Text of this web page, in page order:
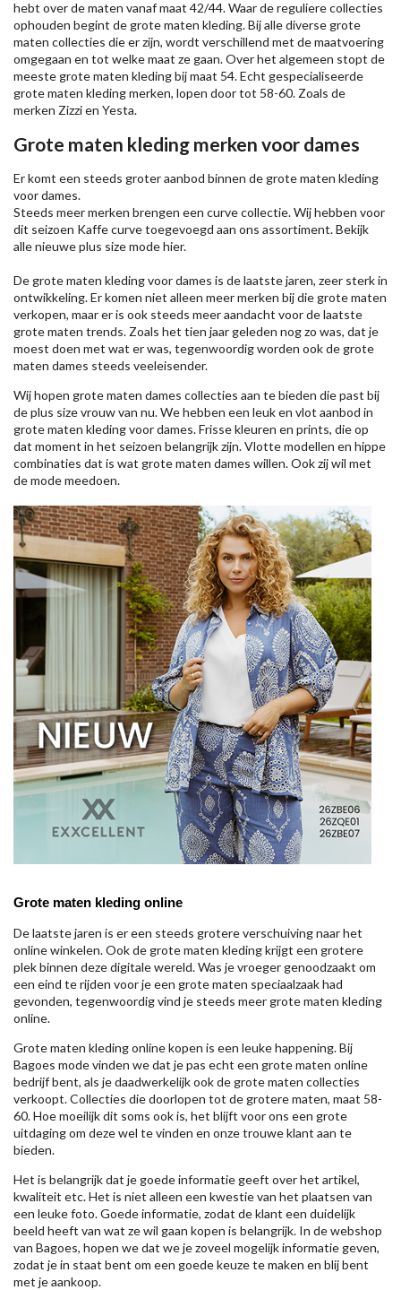
hebt over de maten vanaf maat 42/44. Waar de reguliere collecties
ophouden begint de grote maten kleding. Bij alle diverse grote
maten collecties die er zijn, wordt verschillend met de maatvoering
omgegaan en tot welke maat ze gaan. Over het algemeen stopt de
meeste grote maten kleding bij maat 54. Echt gespecialiseerde
grote maten kleding merken, lopen door tot 58-60. Zoals de
merken Zizzien Yesta.
Grote maten kleding merken voor dames
Er komt een steeds groter aanbod binnen de grote maten kleding
voor dames.
Steeds meer merken brengen een curve collectie. Wij hebben voor
dit seizoen Kaffecurve toegevoegd aan ons assortiment. Bekijk
alle nieuweplus size modehier.
De grote maten kleding voor dames is de laatste jaren, zeer sterk in
ontwikkeling. Er komen niet alleen meer merken bij die grote maten
verkopen, maar er is ook steeds meer aandacht voor de laatste
grote maten trends. Zoals het tien jaar geleden nog zo was, dat je
moest doen met wat er was, tegenwoordig worden ook de grote
maten dames steeds veeleisender.
Wij hopen grote maten dames collecties aan te bieden die past bij
de plus size vrouw van nu. We hebben een leuk en vlot aanbod in
grote maten kleding voor dames. Frisse kleuren en prints, die op
dat moment in het seizoen belangrijk zijn. Vlotte modellen en hippe
combinaties dat is wat grote maten dames willen. Ook zij wil met
de mode meedoen.
Grote maten kleding online
De laatste jaren is er een steeds grotere verschuiving naar het
online winkelen. Ook de grote maten kleding krijgt een grotere
plek binnen deze digitale wereld. Was je vroeger genoodzaakt om
een eind te rijden voor je een grote maten speciaalzaak had
gevonden, tegenwoordig vind je steeds meer grote maten kleding
online.
Grote maten kleding online kopen is een leuke happening. Bij
Bagoes mode vinden we dat je pas echt een grote maten online
bedrijf bent, als je daadwerkelijk ook de grote maten collecties
verkoopt. Collecties die doorlopen tot de grotere maten, maat 58-
60. Hoe moeilijk dit soms ook is, het blijft voor ons een grote
uitdaging om deze wel te vinden en onze trouwe klant aan te
bieden.
Het is belangrijk dat je goede informatie geeft over het artikel,
kwaliteit etc. Het is niet alleen een kwestie van het plaatsen van
een leuke foto. Goede informatie, zodat de klant een duidelijk
beeld heeft van wat ze wil gaan kopen is belangrijk. In de webshop
van Bagoes, hopen we dat we je zoveel mogelijk informatie geven,
zodat je in staat bent om een goede keuze te maken en blij bent
met je aankoop.